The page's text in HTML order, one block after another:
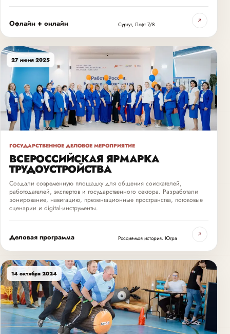
Офлайн + онлайн Сургут, Лофт 7/8 ↗
27 июня 2025
ГОСУДАРСТВЕННОЕ ДЕЛОВОЕ МЕРОПРИЯТИЕ
ВСЕРОССИЙСКАЯ ЯРМАРКА
ТРУДОУСТРОЙСТВА
Создали современную площадку для общения соискателей,
работодателей, экспертов и государственного сектора. Разработали
зонирование, навигацию, презентационные пространства, потоковые
сценарии и digital-инструменты.
Деловая программа Россия-моя история. Югра ↗
14 октября 2024